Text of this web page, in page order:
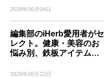
2026年06月04日
編集部のiHerb愛用者がセ
レクト。健康・美容のお
悩み別、鉄板アイテム…
2026年06月22日